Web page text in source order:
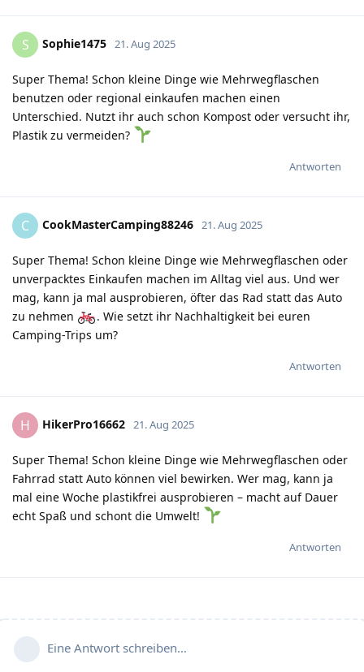
S Sophie1475 21. Aug 2025
Super Thema! Schon kleine Dinge wie Mehrwegflaschen
benutzen oder regional einkaufen machen einen
Unterschied. Nutzt ihr auch schon Kompost oder versucht ihr,
Plastik zu vermeiden?
Antworten
C CookMasterCamping88246 21. Aug 2025
Super Thema! Schon kleine Dinge wie Mehrwegflaschen oder
unverpacktes Einkaufen machen im Alltag viel aus. Und wer
mag, kann ja mal ausprobieren, öfter das Rad statt das Auto
zu nehmen
. Wie setzt ihr Nachhaltigkeit bei euren
Camping-Trips um?
Antworten
H HikerPro16662 21. Aug 2025
Super Thema! Schon kleine Dinge wie Mehrwegflaschen oder
Fahrrad statt Auto können viel bewirken. Wer mag, kann ja
mal eine Woche plastikfrei ausprobieren – macht auf Dauer
echt Spaß und schont die Umwelt!
Antworten
Eine Antwort schreiben…